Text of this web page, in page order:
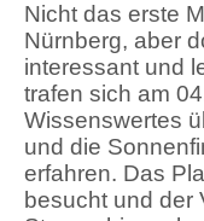
Nicht das erste
Nürnberg, aber
interessant und
trafen sich am
Wissenswertes
und die
erfahren. Das
besucht und der